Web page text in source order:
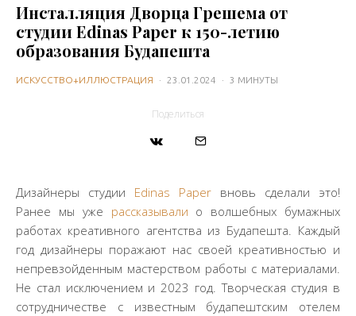
Инсталляция Дворца Грешема от
студии Edinas Paper к 150-летию
образования Будапешта
ИСКУССТВО+ИЛЛЮСТРАЦИЯ · 23.01.2024 · 3 МИНУТЫ
Поделиться
Дизайнеры студии Edinas Paper вновь сделали это!
Ранее мы уже рассказывали о волшебных бумажных
работах креативного агентства из Будапешта. Каждый
год дизайнеры поражают нас своей креативностью и
непревзойденным мастерством работы с материалами.
Не стал исключением и 2023 год. Творческая студия в
сотрудничестве с известным будапештским отелем